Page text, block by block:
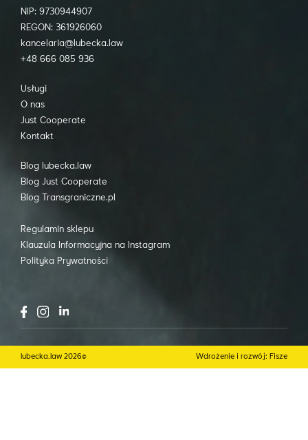
NIP: 9730944907
REGON: 361926060
kancelaria@lubecka.law
+48 666 085 936
Usługi
O nas
Just Cooperate
Kontakt
Blog lubecka.law
Blog Just Cooperate
Blog Transgraniczne.pl
Regulamin sklepu
Klauzula Informacyjna na Instagram
Polityka Prywatności
lubecka.law 2026© Wdrożenie i rozwój: Fisze